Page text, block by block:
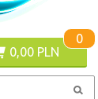
0,00 PLN
0